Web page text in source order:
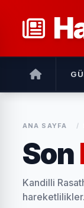
ANA SAYFA /
Son
Kandilli